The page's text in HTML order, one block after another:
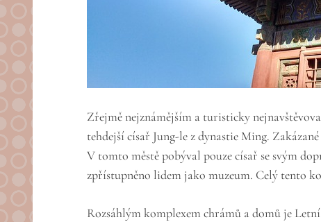
Zřejmě nejznámějším a turisticky
tehdejší císař Jung-le z dynastie Ming.
V tomto městě pobýval pouze císař se svým
zpřístupněno lidem jako muzeum. Celý tento
Rozsáhlým komplexem chrámů a domů je